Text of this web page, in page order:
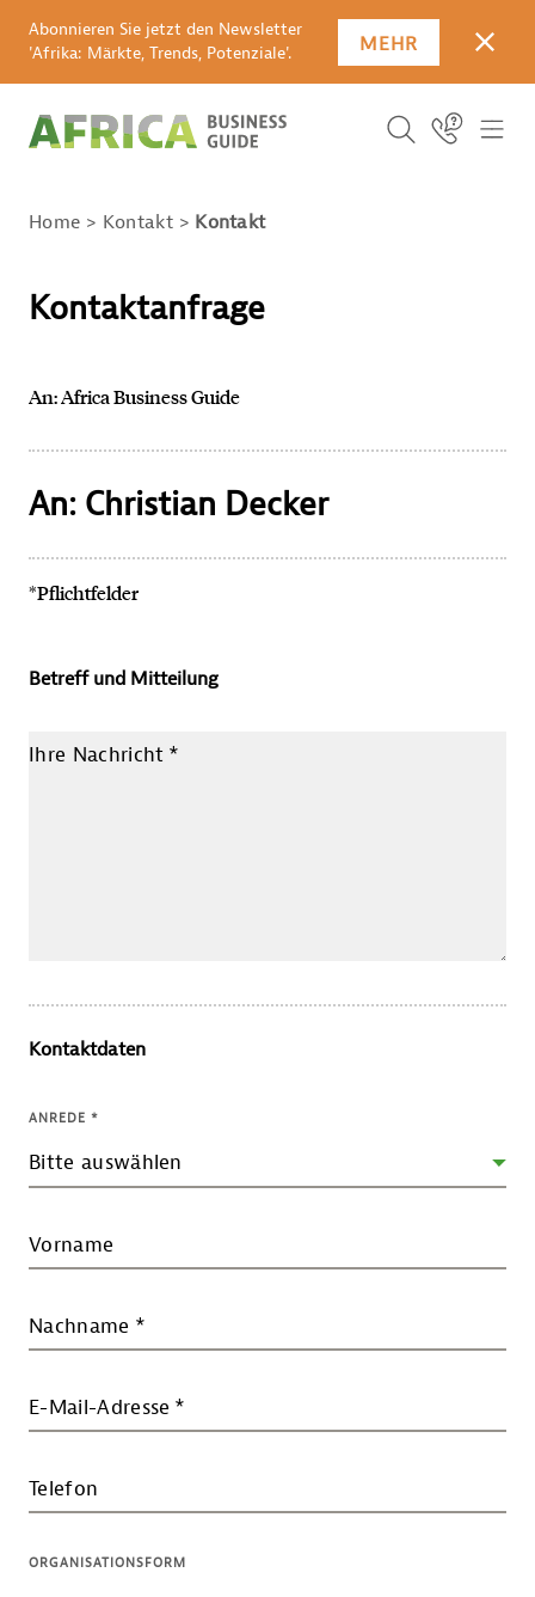
Abonnieren Sie jetzt den Newsletter
'Afrika: Märkte, Trends, Potenziale'.
MEHR
ICON
Suchbegriff
SUCHEN
Icon Link
Home Kontakt Kontakt
Kontaktanfrage
An: Africa Business Guide
An: Christian Decker
*Pflichtfelder
Betreff und Mitteilung
Ihre Nachricht *
Kontaktdaten
ANREDE *
Vorname
Nachname *
E-Mail-Adresse *
Telefon
ORGANISATIONSFORM